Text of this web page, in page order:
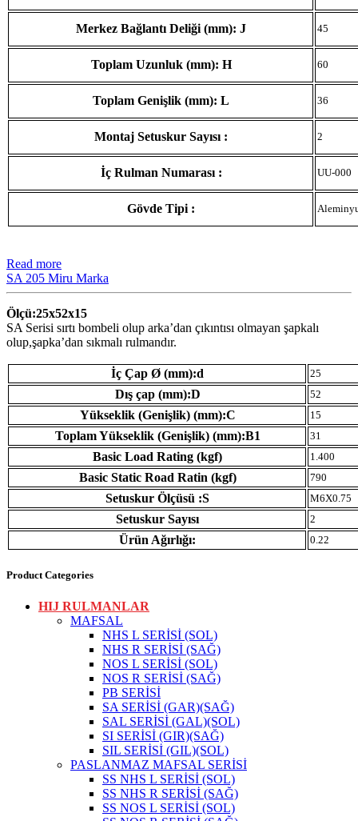
Merkez Bağlantı Deliği (mm): J 45
Toplam Uzunluk (mm): H 60
Toplam Genişlik (mm): L 36
Montaj Setuskur Sayısı : 2
İç Rulman Numarası : UU-000
Gövde Tipi :
Read more
SA 205 Miru Marka
Ölçü:25x52x15
SA Serisi sırtı bombeli olup arka’dan çıkıntısı olmayan şapkalı
olup,şapka’dan sıkmalı rulmandır.
İç Çap Ø (mm):d 25
Dış çap (mm):D 52
Yükseklik (Genişlik) (mm):C 15
Toplam Yükseklik (Genişlik) (mm):B1 31
Basic Load Rating (kgf) 1.400
Basic Static Road Ratin (kgf) 790
Setuskur Ölçüsü :S M6X0.75
Setuskur Sayısı 2
Ürün Ağırlığı: 0.22
Product Categories
HIJ RULMANLAR
MAFSAL
NHS L SERİSİ (SOL)
NHS R SERİSİ (SAĞ)
NOS L SERİSİ (SOL)
NOS R SERİSİ (SAĞ)
PB SERİSİ
SA SERİSİ (GAR)(SAĞ)
SAL SERİSİ (GAL)(SOL)
SI SERİSİ (GIR)(SAĞ)
SIL SERİSİ (GIL)(SOL)
PASLANMAZ MAFSAL SERİSİ
SS NHS L SERİSİ (SOL)
SS NHS R SERİSİ (SAĞ)
SS NOS L SERİSİ (SOL)